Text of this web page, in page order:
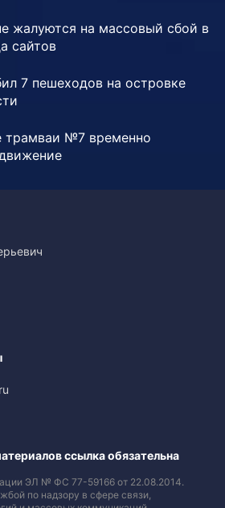
жалуются на массовый сбой в
сайтов
7 пешеходов на островке
трамваи №7 временно
ссылка обязательна
ЭЛ № ФС 77-59166 от 22.08.2014.
по надзору в сфере связи,